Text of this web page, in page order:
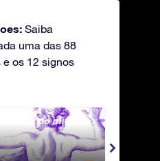
Saiba
uma das 88
os 12 signos
do mito